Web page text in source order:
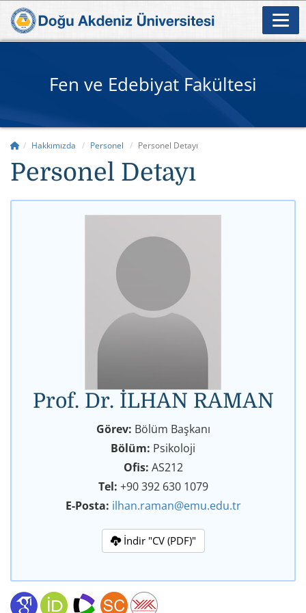
Fen ve Edebiyat Fakültesi
Hakkımızda Personel Personel Detayı
Personel Detayı
Prof. Dr. İLHAN RAMAN
Görev: Bölüm Başkanı
Bölüm: Psikoloji
Ofis: AS212
Tel: +90 392 630 1079
E-Posta: ilhan.raman@emu.edu.tr
İndir "CV (PDF)"